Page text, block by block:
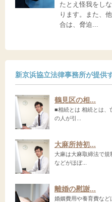
たとえ怪我をし
ります。また、
合は、脅迫...
新京浜協立法律事務所が提供
鶴見区の相...
■相続とは 相続とは、
の人が引...
大麻所持初...
大麻は大麻取締法で規
などがほぼ...
離婚の慰謝...
婚姻費用や養育費など